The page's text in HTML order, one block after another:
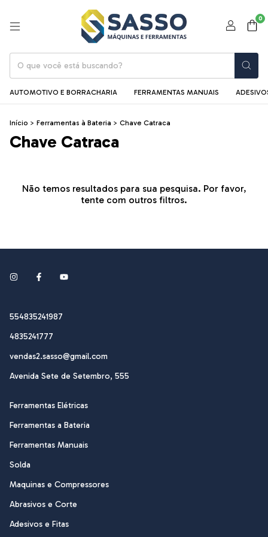
0
AUTOMOTIVO E BORRACHARIA FERRAMENTAS MANUAIS
Início > Ferramentas à Bateria > Chave Catraca
Chave Catraca
Não temos resultados para sua pesquisa. Por favor,
tente com outros filtros.
554835241987
4835241777
vendas2.sasso@gmail.com
Avenida Sete de Setembro, 555
Ferramentas Elétricas
Ferramentas a Bateria
Ferramentas Manuais
Solda
Maquinas e Compressores
Abrasivos e Corte
Adesivos e Fitas